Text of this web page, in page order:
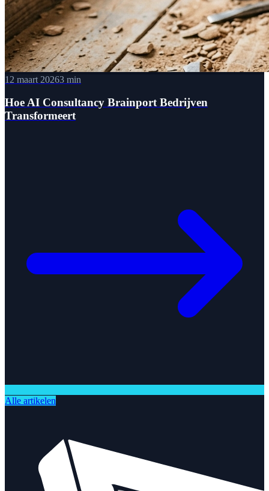
12 maart 20263 min
Hoe AI Consultancy Brainport Bedrijven
Transformeert
Alle artikelen